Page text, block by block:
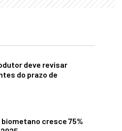
deve revisar
do prazo de
biometano cresce 75%